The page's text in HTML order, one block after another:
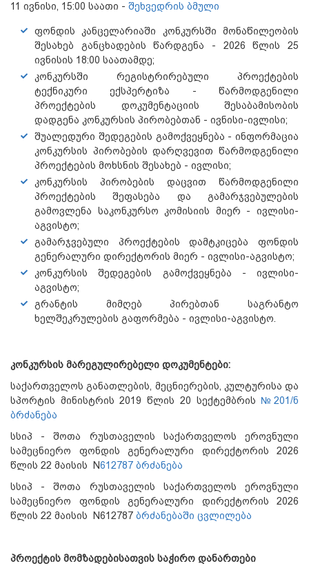
11 ივნისი, 15:00 საათი - შეხვედრის ბმული
ფონდის კანცელარიაში კონკურსში მონაწილეობის
შესახებ განცხადების წარდგენა - 2026 წლის 25
ივნისის 18:00 საათამდე;
კონკურსში რეგისტრირებული პროექტების
ტექნიკური ექსპერტიზა - წარმოდგენილი
პროექტების დოკუმენტაციის შესაბამისობის
დადგენა კონკურსის პირობებთან - ივნისი-ივლისი;
შუალედური შედეგების გამოქვეყნება - ინფორმაცია
კონკურსის პირობების დარღვევით წარმოდგენილი
პროექტების მოხსნის შესახებ - ივლისი;
კონკურსის პირობების დაცვით წარმოდგენილი
პროექტების შეფასება და გამარჯვებულების
გამოვლენა საკონკურსო კომისიის მიერ - ივლისი-
აგვისტო;
გამარჯვებული პროექტების დამტკიცება ფონდის
გენერალური დირექტორის მიერ - ივლისი-აგვისტო;
კონკურსის შედეგების გამოქვეყნება - ივლისი-
აგვისტო;
გრანტის მიმღებ პირებთან საგრანტო
ხელშეკრულების გაფორმება - ივლისი-აგვისტო.
კონკურსის მარეგულირებელი დოკუმენტები:
საქართველოს განათლების, მეცნიერების, კულტურისა და
სპორტის მინისტრის 2019 წლის 20 სექტემბრის №201/ნ
ბრძანება
სსიპ - შოთა რუსთაველის საქართველოს ეროვნული
სამეცნიერო ფონდის გენერალური დირექტორის 2026
წლის 22 მაისის N612787 ბრძანება
სსიპ - შოთა რუსთაველის საქართველოს ეროვნული
სამეცნიერო ფონდის გენერალური დირექტორის 2026
წლის 22 მაისის N612787 ბრძანებაში ცვლილება
პროექტის მომზადებისათვის საჭირო დანართები